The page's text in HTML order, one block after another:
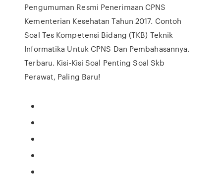
Pengumuman Resmi Penerimaan CPNS
Kementerian Kesehatan Tahun 2017. Contoh
Soal Tes Kompetensi Bidang (TKB) Teknik
Informatika Untuk CPNS Dan Pembahasannya.
Terbaru. Kisi-Kisi Soal Penting Soal Skb
Perawat, Paling Baru!